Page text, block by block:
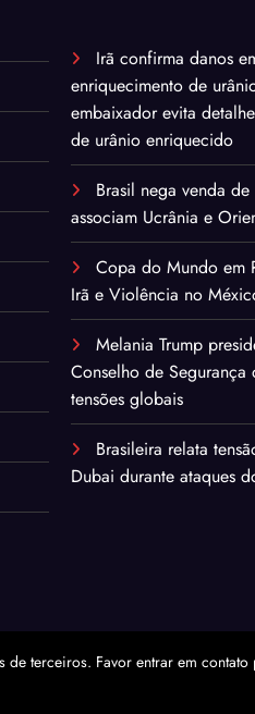
Irã confirma danos
enriquecimento de
embaixador evita
de urânio enriquecido
Brasil nega venda
associam Ucrânia e
Copa do Mundo em
Irã e Violência no
Melania Trump
Conselho de
tensões globais
Brasileira relata
Dubai durante ataques
terceiros. Favor entrar em